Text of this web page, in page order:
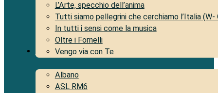
L’Arte, specchio dell’anima
Tutti siamo pellegrini che cerchiamo l’Italia (W-
In tutti i sensi come la musica
Oltre i Fornelli
Vengo via con Te
Territorio
Albano
ASL RM6